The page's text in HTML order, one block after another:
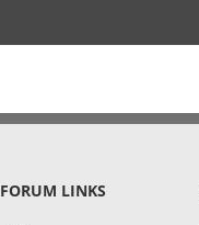
FORUM LINKS